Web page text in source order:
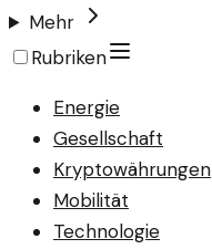
Mehr
Rubriken
Energie
Gesellschaft
Kryptowährungen
Mobilität
Technologie